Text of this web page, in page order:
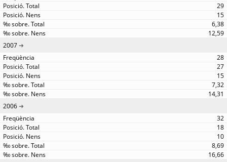
29
15
6,38
12,59
2007
28
27
15
7,32
14,31
2006
32
18
10
8,69
16,66